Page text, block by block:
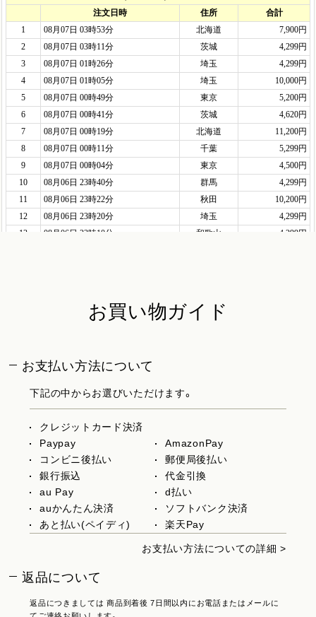
お買い物ガイド
お支払い方法について
下記の中からお選びいただけます。
クレジットカード決済
Paypay
AmazonPay
コンビニ後払い
郵便局後払い
銀行振込
代金引換
au Pay
d払い
auかんたん決済
ソフトバンク決済
あと払い(ペイディ)
楽天Pay
お支払い方法についての詳細 >
返品について
返品につきましては 商品到着後 7日間以内にお電話またはメールに